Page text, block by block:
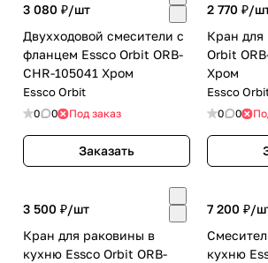
3 080 ₽/шт
Двухходовой смесители с
фланцем Essco Orbit ORB-
CHR-105041 Хром
Essco Orbit
0 0 Под заказ
Заказать
2 770 ₽/
Кран для
Orbit
Хром
Essco
0 0
3 500 ₽/шт
Кран для раковины в
кухню Essco Orbit ORB-
7 200 ₽/
кухню